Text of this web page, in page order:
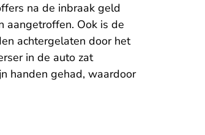
na de inbraak geld
aangetroffen. Ook is de
achtergelaten door het
in de auto zat
handen gehad, waardoor